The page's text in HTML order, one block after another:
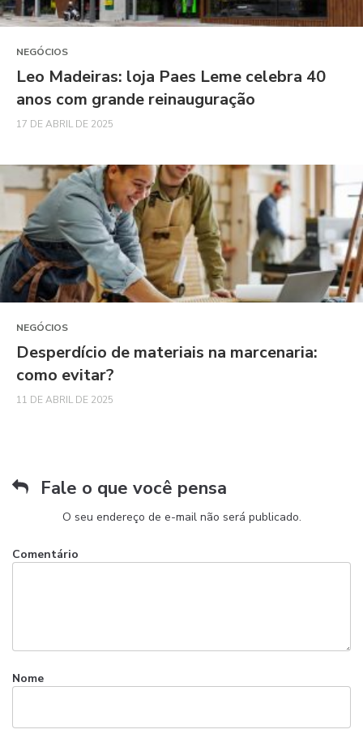
NEGÓCIOS
Leo Madeiras: loja Paes Leme celebra 40
anos com grande reinauguração
17 DE ABRIL DE 2025
NEGÓCIOS
Desperdício de materiais na marcenaria:
como evitar?
11 DE ABRIL DE 2025
Fale o que você pensa
O seu endereço de e-mail não será publicado.
Nome
Comentário